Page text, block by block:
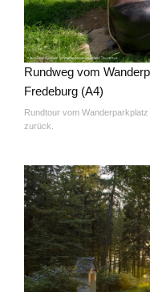
Rundweg vom
Fredeburg (A4)
Rundtour vom
zurück.